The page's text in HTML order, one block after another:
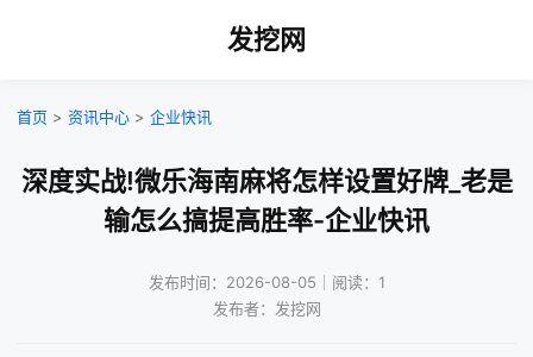
发挖网
首页 > 资讯中心 > 企业快讯
深度实战!微乐海南麻将怎样设置好牌_老是
输怎么搞提高胜率-企业快讯
发布时间：2026-08-05｜阅读：1
发布者：发挖网